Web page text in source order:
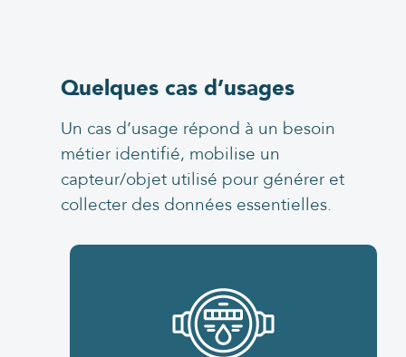
Quelques cas d’usages
Un cas d’usage répond à un besoin
métier identifié, mobilise un
capteur/objet utilisé pour générer et
collecter des données essentielles.